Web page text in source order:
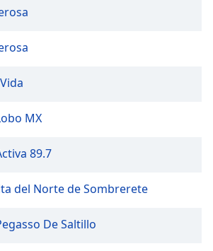
MX
89.7
del Norte de Sombrerete
De Saltillo